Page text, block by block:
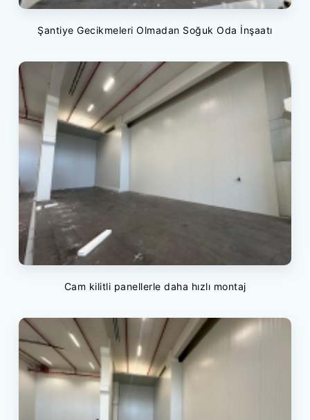
Şantiye Gecikmeleri Olmadan Soğuk Oda İnşaatı
Cam kilitli panellerle daha hızlı montaj